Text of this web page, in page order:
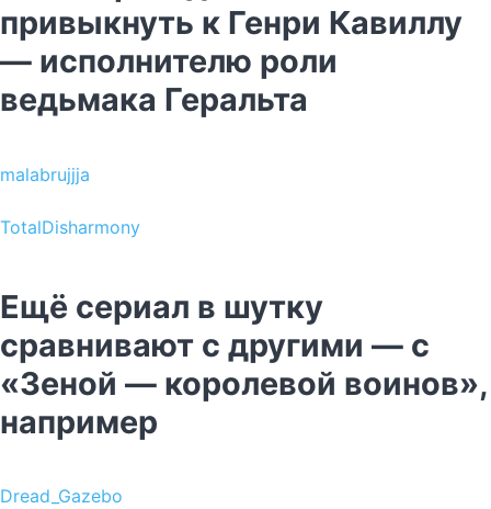
привыкнуть к Генри Кавиллу
— исполнителю роли
ведьмака Геральта
malabrujjja
TotalDisharmony
Ещё сериал в шутку
сравнивают с другими — с
«Зеной — королевой воинов»,
например
Dread_Gazebo